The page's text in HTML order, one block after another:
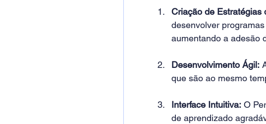
Criação de Estratégias
desenvolver
aumentando a adesão
Desenvolvimento Ágil:
que são ao mesmo
Interface Intuitiva: O
de aprendizado